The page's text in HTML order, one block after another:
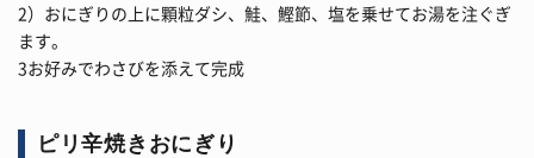
2）おにぎりの上に顆粒ダシ、鮭、鰹節、塩を乗せてお湯を注ぐぎ
ます。
3お好みでわさびを添えて完成
ピリ辛焼きおにぎり